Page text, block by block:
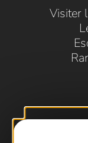
Visiter